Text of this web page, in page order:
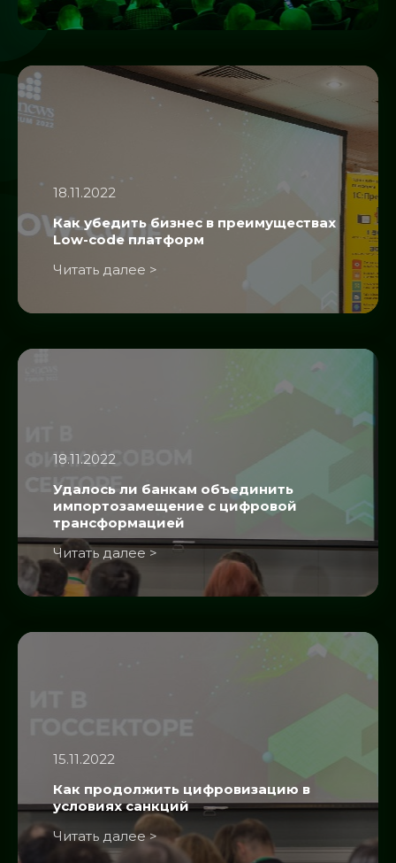
18.11.2022
Как убедить бизнес в преимуществах
Low-code платформ
Читать далее >
18.11.2022
Удалось ли банкам объединить
импортозамещение с цифровой
трансформацией
Читать далее >
15.11.2022
Как продолжить цифровизацию в
условиях санкций
Читать далее >